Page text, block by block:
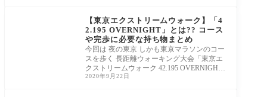
【東京エクストリームウォーク】「4
2.195 OVERNIGHT」とは?? コース
や完歩に必要な持ち物まとめ
今回は 夜の東京 しかも東京マラソンのコー
スを歩く 長距離ウォーキング大会「東京エ
クストリームウォーク 42.195 OVERNIGH
T」について。大会概要(参加方法/コースな
2020年9月22日